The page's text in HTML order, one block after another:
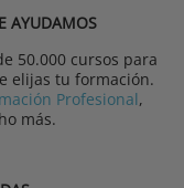
AYUDAMOS
50.000 cursos para
elijas tu formación.
Profesional,
más.